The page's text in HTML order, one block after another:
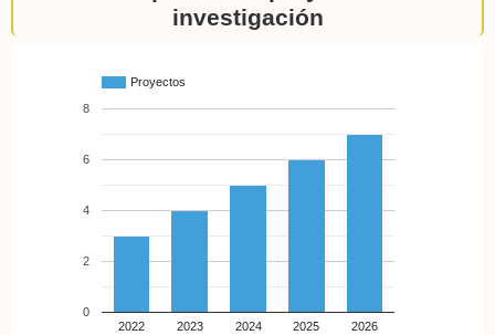
investigación
Proyectos
2022 2023 2024 2025 2026
0
2
4
6
8